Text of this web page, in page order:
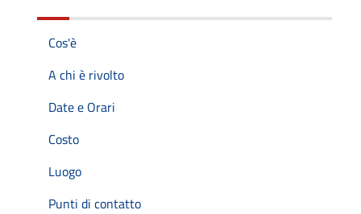
Cos'è
A chi è rivolto
Date e Orari
Costo
Luogo
Punti di contatto